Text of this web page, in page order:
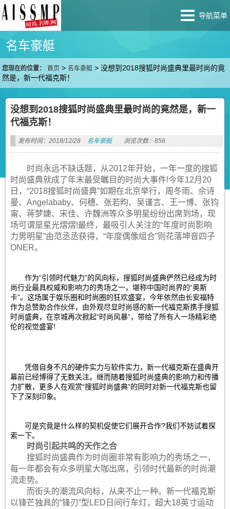
导航菜单
名车豪艇
您现在的位置： 首页 >名车豪艇 >没想到2018搜狐时尚盛典里最时尚的竟
然是，新一代福克斯！
没想到2018搜狐时尚盛典里最时尚的竟然是，新一
代福克斯！
发布时间：2018/12/28 名车豪艇 浏览次数：856
时尚永远不缺话题，从2012年开始，一年一度的搜狐
时尚盛典就成了年末最受瞩目的时尚大事件!今年12月20
日，“2018搜狐时尚盛典”如期在北京举行，周冬雨、佘诗
曼、Angelababy、何穗、张若昀、吴谨言、王一博、张钧
甯、蒋梦婕、宋佳、许魏洲等众多明星纷纷出席到场，现
场可谓是星光熠熠!最终，最吸引人关注的“年度时尚影响
力男明星”由范丞丞获得，“年度偶像组合”则花落坤音四子
ONER。
作为“引领时代魅力”的风向标，搜狐时尚盛典俨然已经成为时
尚行业最具权威和影响力的秀场之一，堪称中国时尚界的“奥斯
卡”。这场属于娱乐圈和时尚圈的狂欢盛宴，今年依然由长安福特
作为总赞助合作伙伴，由外观尽显时尚感的新一代福克斯携手搜狐
时尚盛典，在京城再次掀起“时尚风暴”，带给了所有人一场精彩绝
伦的视觉盛宴!
凭借自身不凡的硬件实力与软件实力，新一代福克斯在盛典开
幕前已经博得了无数关注。继而随着搜狐时尚盛典的影响力和传播
力扩散，更多人在观赏“搜狐时尚盛典”的同时对新一代福克斯也留
下了深刻印象。
可是究竟是什么样的契机促使它们展开合作?我们不妨试着探
索一下。
时尚引起共鸣的天作之合
搜狐时尚盛典作为时尚圈非常有影响力的秀场之一，
每一年都会有众多明星大咖出席，引领时代最新的时尚潮
流走势。
而街头的潮流风向标，从来不止一种。新一代福克斯
以锋芒独具的“锋刃”型LED日间行车灯，超大18英寸运动